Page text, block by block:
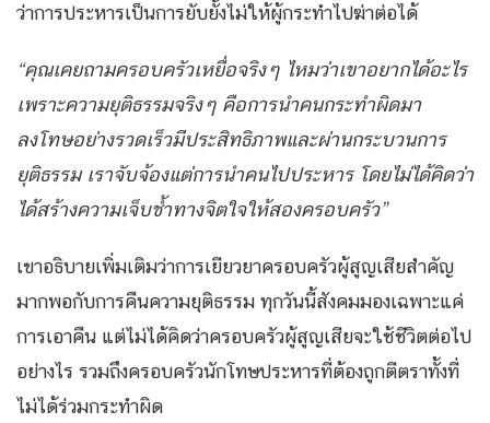
ว่าการประหารเป็นการยับยั้งไม่ให้ผู้กระทำไปฆ่าต่อได้
“คุณเคยถามครอบครัวเหยื่อจริงๆ ไหมว่าเขาอยากได้อะไร
เพราะความยุติธรรมจริงๆ คือการนำคนกระทำผิดมา
ลงโทษอย่างรวดเร็วมีประสิทธิภาพและผ่านกระบวนการ
ยุติธรรม เราจับจ้องแต่การนำคนไปประหาร โดยไม่ได้คิดว่า
ได้สร้างความเจ็บช้ำทางจิตใจให้สองครอบครัว”
เขาอธิบายเพิ่มเติมว่าการเยียวยาครอบครัวผู้สูญเสียสำคัญ
มากพอกับการคืนความยุติธรรม ทุกวันนี้สังคมมองเฉพาะแค่
การเอาคืน แต่ไม่ได้คิดว่าครอบครัวผู้สูญเสียจะใช้ชีวิตต่อไป
อย่างไร รวมถึงครอบครัวนักโทษประหารที่ต้องถูกตีตราทั้งที่
ไม่ได้ร่วมกระทำผิด